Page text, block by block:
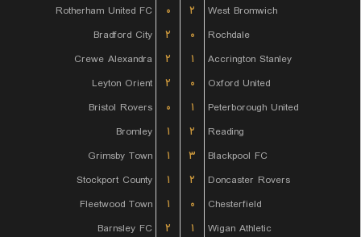
Rotherham United FC
۰ ۲
West Bromwich
Bradford City
۲ ۰
Rochdale
Crewe Alexandra
۲ ۱
Accrington Stanley
Leyton Orient
۲ ۰
Oxford United
Bristol Rovers
۰ ۱
Peterborough United
Bromley
۱ ۲
Reading
Grimsby Town
۱ ۳
Blackpool FC
Stockport County
۱ ۲
Doncaster Rovers
Fleetwood Town
۱ ۰
Chesterfield
Barnsley FC
۲ ۱ Wigan Athletic